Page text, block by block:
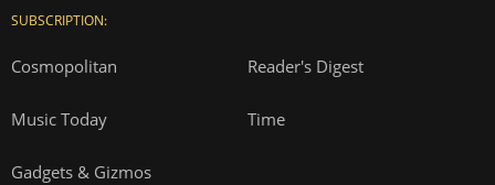
SUBSCRIPTION:
Cosmopolitan Reader's Digest
Music Today Time
Gadgets & Gizmos